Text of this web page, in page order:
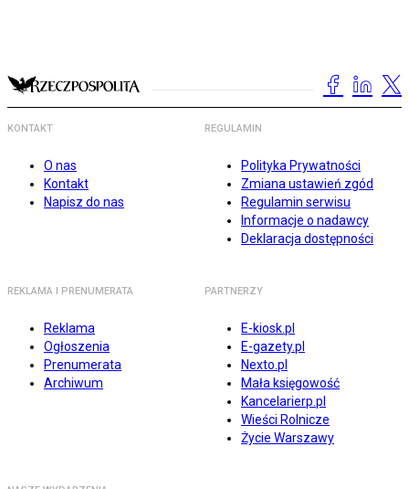
KONTAKT
O nas
Kontakt
Napisz do nas
REGULAMIN
Polityka Prywatności
Zmiana ustawień zgód
Regulamin serwisu
Informacje o nadawcy
Deklaracja dostępności
REKLAMA I PRENUMERATA
Reklama
Ogłoszenia
Prenumerata
Archiwum
PARTNERZY
E-kiosk.pl
E-gazety.pl
Nexto.pl
Mała księgowość
Kancelarierp.pl
Wieści Rolnicze
Życie Warszawy